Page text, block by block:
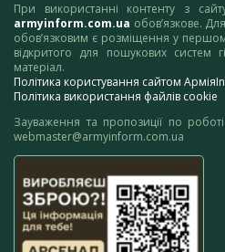
При використанні контенту з
armyinform.com.ua обов’язкове.
обов’язковим є розміщення у
відкритого для пошукових систем
матеріал.
Політика користування сайтом
Політика використання файлів cookie
Зауваження та пропозиції по
webmaster@armyinform.com.ua